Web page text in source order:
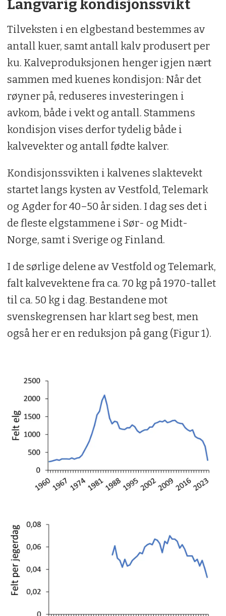
Langvarig kondisjonssvikt
Tilveksten i en elgbestand bestemmes av
antall kuer, samt antall kalv produsert per
ku. Kalveproduksjonen henger igjen nært
sammen med kuenes kondisjon: Når det
røyner på, reduseres investeringen i
avkom, både i vekt og antall. Stammens
kondisjon vises derfor tydelig både i
kalvevekter og antall fødte kalver.
Kondisjonssvikten i kalvenes slaktevekt
startet langs kysten av Vestfold, Telemark
og Agder for 40–50 år siden. I dag ses det i
de fleste elgstammene i Sør- og Midt-
Norge, samt i Sverige og Finland.
I de sørlige delene av Vestfold og Telemark,
falt kalvevektene fra ca. 70 kg på 1970-tallet
til ca. 50 kg i dag. Bestandene mot
svenskegrensen har klart seg best, men
også her er en reduksjon på gang (Figur 1).